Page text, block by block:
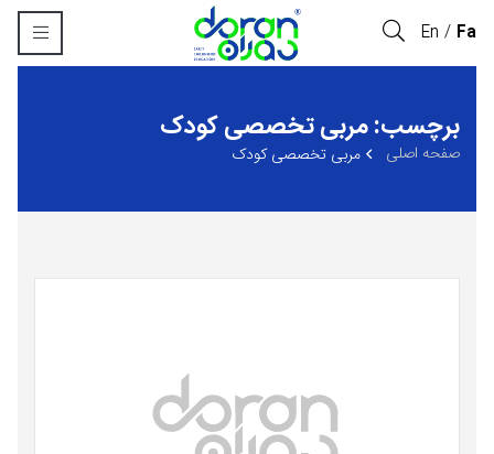
Fa
En
برچسب: مربی تخصصی کودک
صفحه اصلی مربی تخصصی کودک